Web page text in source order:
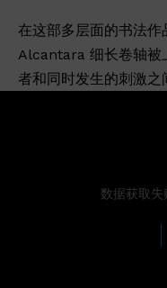
在这部多层面的书法
Alcantara 细长卷轴被
者和同时发生的刺激之